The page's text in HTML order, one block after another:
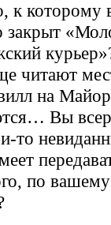
к которому
закрыт
читают
на
Вы
то
по